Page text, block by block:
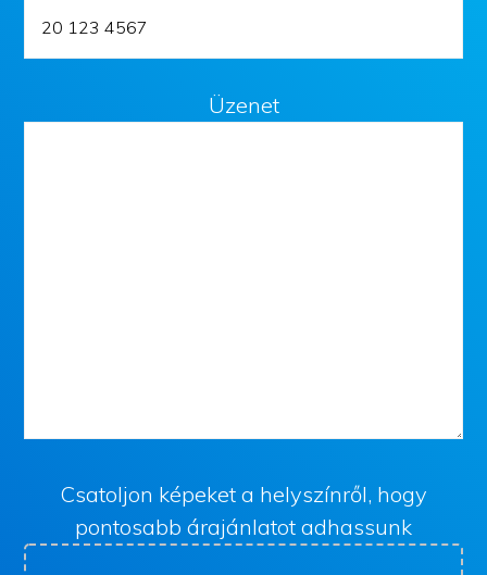
Üzenet
Csatoljon képeket a helyszínről, hogy
pontosabb árajánlatot adhassunk